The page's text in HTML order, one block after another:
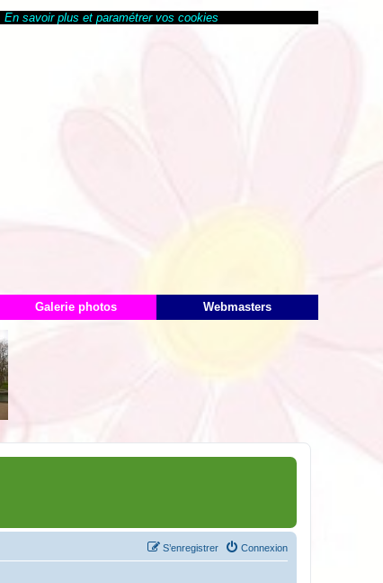
En savoir plus et paramétrer vos cookies
Galerie photos Webmasters
Connexion
S’enregistrer